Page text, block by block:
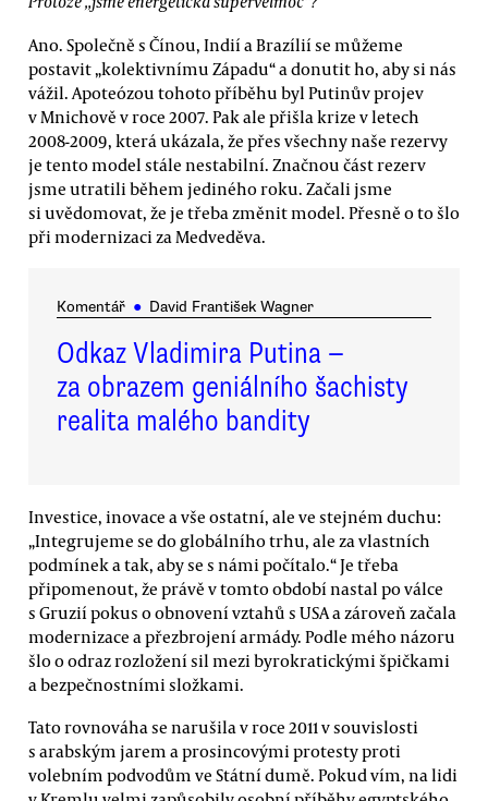
Ano. Společně s Čínou, Indií a Brazílií se můžeme
postavit „kolektivnímu Západu“ a donutit ho, aby si nás
vážil. Apoteózou tohoto příběhu byl Putinův projev
v Mnichově v roce 2007. Pak ale přišla krize v letech
2008-2009, která ukázala, že přes všechny naše rezervy
je tento model stále nestabilní. Značnou část rezerv
jsme utratili během jediného roku. Začali jsme
si uvědomovat, že je třeba změnit model. Přesně o to šlo
při modernizaci za Medveděva.
Komentář ● David František Wagner
Odkaz Vladimira Putina —
za obrazem geniálního šachisty
realita malého bandity
Investice, inovace a vše ostatní, ale ve stejném duchu:
„Integrujeme se do globálního trhu, ale za vlastních
podmínek a tak, aby se s námi počítalo.“ Je třeba
připomenout, že právě v tomto období nastal po válce
s Gruzií pokus o obnovení vztahů s USA a zároveň začala
modernizace a přezbrojení armády. Podle mého názoru
šlo o odraz rozložení sil mezi byrokratickými špičkami
a bezpečnostními složkami.
Tato rovnováha se narušila v roce 2011 v souvislosti
s arabským jarem a prosincovými protesty proti
volebním podvodům ve Státní dumě. Pokud vím, na lidi